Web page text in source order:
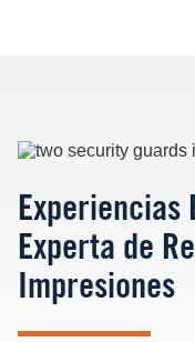
Image
Experiencias
Experta de
Impresiones